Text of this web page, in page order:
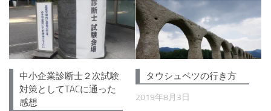
中小企業診断士２次試験
対策としてTACに通った
感想
タウシュベツの行き方
2019年8月3日